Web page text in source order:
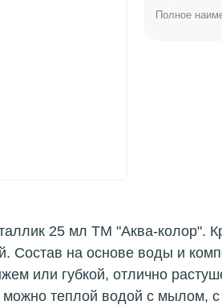
Полное
25 мл ТМ "Аква-колор".
на основе воды и
или губкой, отлично
теплой водой с мылом,